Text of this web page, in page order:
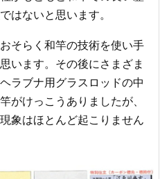
はないと思います。
そらく和竿の技術を使い手
います。その後にさまざま
ラブナ用グラスロッドの中
がけっこうありましたが、
象はほとんど起こりません